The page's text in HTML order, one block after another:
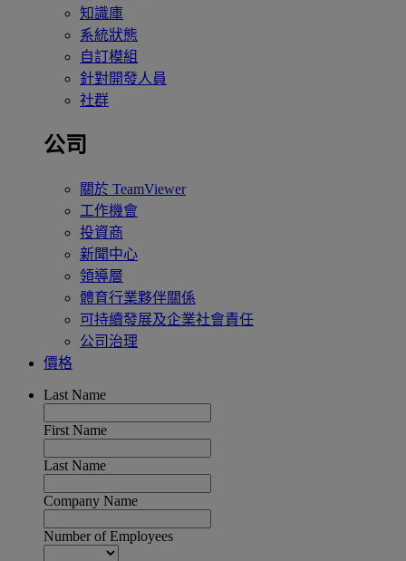
知識庫
系統狀態
自訂模組
針對開發人員
社群
公司
關於 TeamViewer
工作機會
投資商
新聞中心
領導層
體育行業夥伴關係
可持續發展及企業社會責任
公司治理
價格
Last Name
First Name
Last Name
Company Name
Number of Employees